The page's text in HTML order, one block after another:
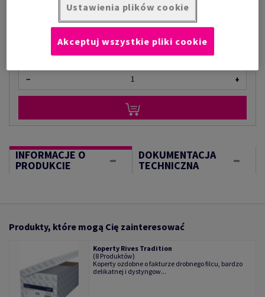
W MAGAZYNIE
Ilość produktu
− +
INFORMACJE O
PRODUKCIE
DOKUMENTACJA
TECHNICZNA
Produkty, które mogą Cię zainteresować
Koperty Rives Tradition
(8 Produktów)
Koperty ozdobne o fakturze drobnego filcu, bardzo
delikatnej i dystyngow...
Ustawienia plików cookie
Akceptuj wszystkie pliki cookie